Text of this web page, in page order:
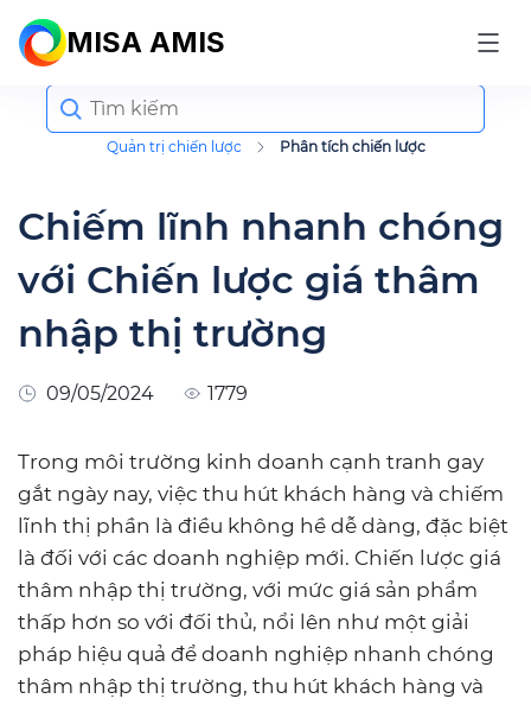
MISA AMIS
Quản trị chiến lược Phân tích chiến lược
Search
for:
Chiếm lĩnh nhanh chóng
với Chiến lược giá thâm
nhập thị trường
09/05/2024 1779
Trong môi trường kinh doanh cạnh tranh gay
gắt ngày nay, việc thu hút khách hàng và chiếm
lĩnh thị phần là điều không hề dễ dàng, đặc biệt
là đối với các doanh nghiệp mới. Chiến lược giá
thâm nhập thị trường, với mức giá sản phẩm
thấp hơn so với đối thủ, nổi lên như một giải
pháp hiệu quả để doanh nghiệp nhanh chóng
thâm nhập thị trường, thu hút khách hàng và